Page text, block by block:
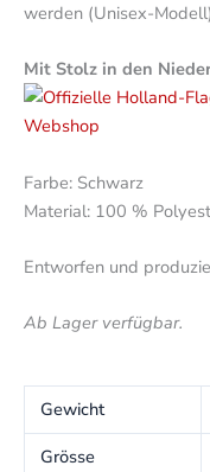
werden (Unisex-Modell)
Mit Stolz in den
Farbe: Schwarz
Material: 100 %
Entworfen und
Ab Lager verfügbar.
Gewicht
Grösse